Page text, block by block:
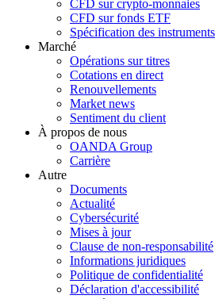
CFD sur crypto-monnaies
CFD sur fonds ETF
Spécification des instruments
Marché
Opérations sur titres
Cotations en direct
Renouvellements
Market news
Sentiment du client
À propos de nous
OANDA Group
Carrière
Autre
Documents
Actualité
Cybersécurité
Mises à jour
Clause de non-responsabilité
Informations juridiques
Politique de confidentialité
Déclaration d'accessibilité